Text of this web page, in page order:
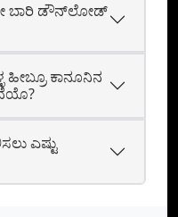
ಬಾರಿ ಡೌನ್‌ಲೋಡ್
ಹೀಬ್ರೂ ಕಾನೂನಿನ
ಎಷ್ಟು